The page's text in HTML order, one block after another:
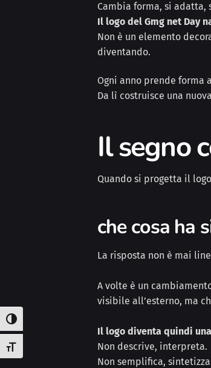
Attiva/disattiva alto contrasto
Attiva/disattiva dimensione testo
Cambia forma, si adatta,
Il logo del Gmg net Day
Non è un elemento
diventando.
Ogni anno prende forma
Da lì costruisce una
Il segno
Quando si progetta il
che cosa ha
La risposta non è mai
A volte è un
visibile all’esterno, ma
Il logo diventa quindi
Non descrive, interpreta.
Non semplifica,